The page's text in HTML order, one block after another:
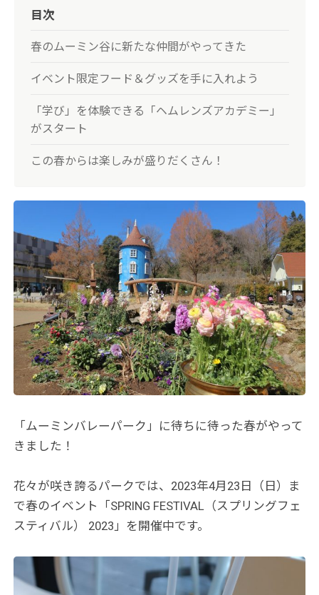
目次
春のムーミン谷に新たな仲間がやってきた
イベント限定フード＆グッズを手に入れよう
「学び」を体験できる「ヘムレンズアカデミー」
がスタート
この春からは楽しみが盛りだくさん！
「ムーミンバレーパーク」に待ちに待った春がやって
きました！
花々が咲き誇るパークでは、2023年4月23日（日）ま
で春のイベント「SPRING FESTIVAL（スプリングフェ
スティバル） 2023」を開催中です。